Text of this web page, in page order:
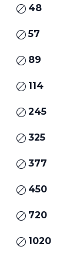
48
57
89
114
245
325
377
450
720
1020